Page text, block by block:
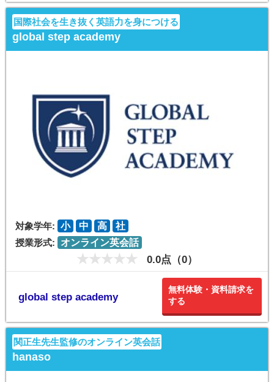
国際社会を生き抜く英語力を身につける
global step academy
対象学年: 小 中 高
社
授業形式:
オンライン英会話
0.0点（0）
global step academy
無料体験・資料請求を
する
関正生先生監修のオンライン英会話
hanaso